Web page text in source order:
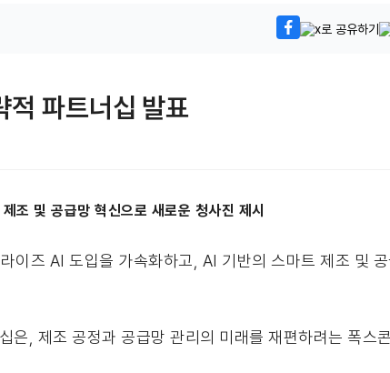
파트너십 발표
조 및 공급망 혁신으로 새로운 청사진 제시
즈 AI 도입을 가속화하고, AI 기반의 스마트 제조 및
, 제조 공정과 공급망 관리의 미래를 재편하려는 폭스콘